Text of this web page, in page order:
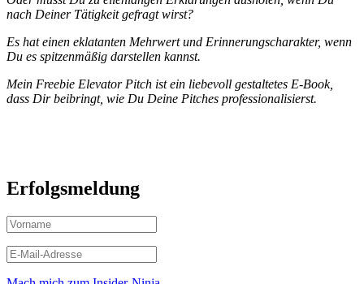
nach Deiner Tätigkeit gefragt wirst?
Es hat einen eklatanten Mehrwert und Erinnerungscharakter, wenn
Du es spitzenmäßig darstellen kannst.
Mein Freebie Elevator Pitch ist ein liebevoll gestaltetes E-Book,
dass Dir beibringt, wie Du Deine Pitches professionalisierst.
Erfolgsmeldung